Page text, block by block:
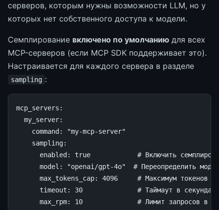
серверов, которым нужны возможности LLM, но у
которых нет собственного доступа к модели.
Семплирование включено по умолчанию для всех
MCP-серверов (если MCP SDK поддерживает это).
Настраивается для каждого сервера в разделе
sampling :
mcp_servers :
my_server:
command :
"my-mcp-server"
sampling:
enabled : true
# Включить
model : "openai/gpt-4o"
# Переопределить
max_tokens_cap: 4096
# Максимум токенов
timeout : 30
# Таймаут в
max_rpm: 10
# Лимит запросов в